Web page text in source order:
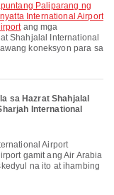
International Airport
ang mga
Shahjalal International
koneksyon para sa
sa Hazrat Shahjalal
International
gamit ang Air Arabia
na ito at ihambing